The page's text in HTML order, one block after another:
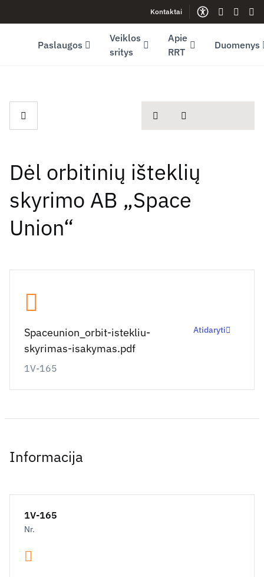
Youtube (opens in new window)Kontaktai
Gestų
Paslaugos
Veiklos
sritys
Apie
RRT
Duomenys
spausdintiDalintis
Dėl orbitinių išteklių
skyrimo AB „Space
Union“
Spaceunion_orbit-istekliu-
skyrimas-isakymas.pdf
1V-165
Atidaryti
Informacija
1V-165
Nr.